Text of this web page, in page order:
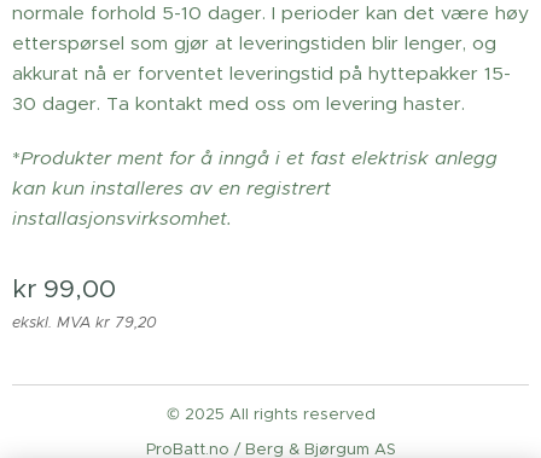
normale forhold 5-10 dager. I perioder kan det være høy
etterspørsel som gjør at leveringstiden blir lenger, og
akkurat nå er forventet leveringstid på hyttepakker 15-
30 dager. Ta kontakt med oss om levering haster.
*Produkter ment for å inngå i et fast elektrisk anlegg
kan kun installeres av en registrert
installasjonsvirksomhet.
kr 99,00
ekskl. MVA kr 79,20
© 2025 All rights reserved
ProBatt.no / Berg & Bjørgum AS